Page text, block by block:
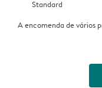
Standard
A encomenda de vários